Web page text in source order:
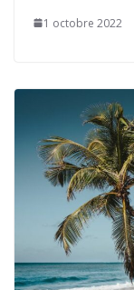
1 octobre 2022